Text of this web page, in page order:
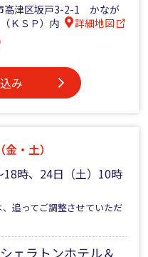
津区坂戸3-2-1 かなが
ＫＳＰ）内
詳細地図
み
・土）
時、24日（土）10時
追ってご調整させていただ
ェラトンホテル＆